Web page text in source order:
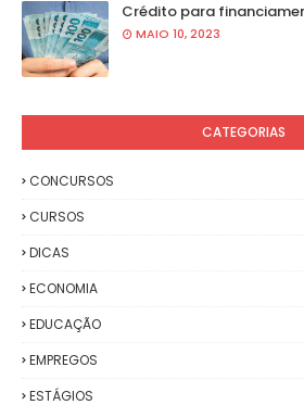
Crédito para
MAIO 10, 2023
CATEGORIAS
CONCURSOS
CURSOS
DICAS
ECONOMIA
EDUCAÇÃO
EMPREGOS
ESTÁGIOS